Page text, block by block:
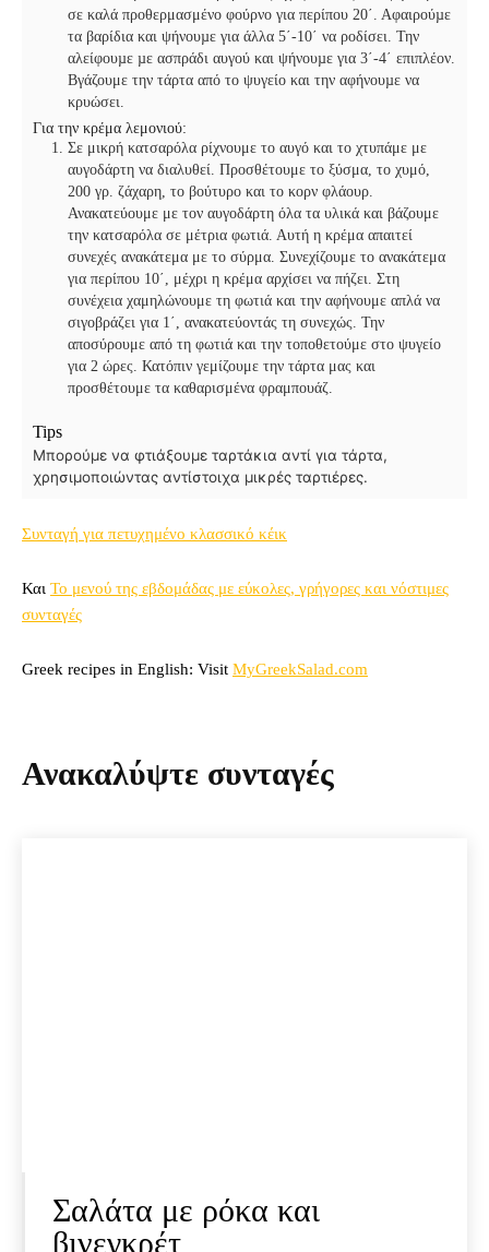
σε καλά προθερμασμένο φούρνο για περίπου 20΄. Αφαιρούµε
τα βαρίδια και ψήνουµε για άλλα 5΄-10΄ να ροδίσει. Την
αλείφουµε µε ασπράδι αυγού και ψήνουµε για 3΄-4΄ επιπλέον.
Βγάζουμε την τάρτα από το ψυγείο και την αφήνουµε να
κρυώσει.
Για την κρέμα λεμονιού:
Σε μικρή κατσαρόλα ρίχνουμε το αυγό και το χτυπάμε με
αυγοδάρτη να διαλυθεί. Προσθέτουμε το ξύσμα, το χυμό,
200 γρ. ζάχαρη, το βούτυρο και το κορν φλάουρ.
Ανακατεύουμε με τον αυγοδάρτη όλα τα υλικά και βάζουμε
την κατσαρόλα σε μέτρια φωτιά. Αυτή η κρέμα απαιτεί
συνεχές ανακάτεμα με το σύρμα. Συνεχίζουμε το ανακάτεμα
για περίπου 10΄, μέχρι η κρέμα αρχίσει να πήζει. Στη
συνέχεια χαμηλώνουμε τη φωτιά και την αφήνουμε απλά να
σιγοβράζει για 1΄, ανακατεύοντάς τη συνεχώς. Την
αποσύρουμε από τη φωτιά και την τoποθετούμε στο ψυγείο
για 2 ώρες. Κατόπιν γεμίζουμε την τάρτα μας και
προσθέτουμε τα καθαρισμένα φραμπουάζ.
Tips
Μπορούμε να φτιάξουμε ταρτάκια αντί για τάρτα,
χρησιμοποιώντας αντίστοιχα μικρές ταρτιέρες.
Συνταγή για πετυχημένο κλασσικό κέικ
Και Το μενού της εβδομάδας με εύκολες, γρήγορες και νόστιμες
συνταγές
Greek recipes in English: Visit MyGreekSalad.com
Ανακαλύψτε συνταγές
Σαλάτα με ρόκα και
βινεγκρέτ